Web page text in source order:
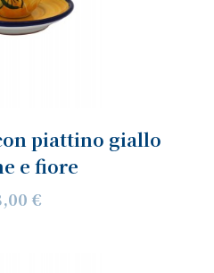
piattino giallo
e fiore
€